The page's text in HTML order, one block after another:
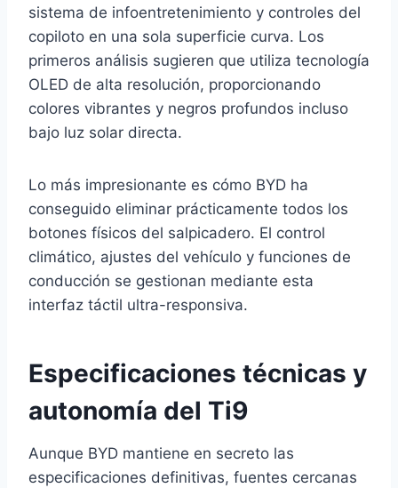
sistema de infoentretenimiento y controles del
copiloto en una sola superficie curva. Los
primeros análisis sugieren que utiliza tecnología
OLED de alta resolución, proporcionando
colores vibrantes y negros profundos incluso
bajo luz solar directa.
Lo más impresionante es cómo BYD ha
conseguido eliminar prácticamente todos los
botones físicos del salpicadero. El control
climático, ajustes del vehículo y funciones de
conducción se gestionan mediante esta
interfaz táctil ultra-responsiva.
Especificaciones técnicas y
autonomía del Ti9
Aunque BYD mantiene en secreto las
especificaciones definitivas, fuentes cercanas